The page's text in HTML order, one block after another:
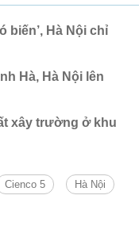
biến’, Hà Nội chỉ
Hà, Hà Nội lên
xây trường ở khu
Cienco 5 Hà Nội